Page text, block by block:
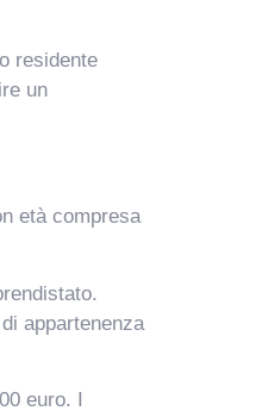
residente
un
età compresa
appartenenza
euro. I